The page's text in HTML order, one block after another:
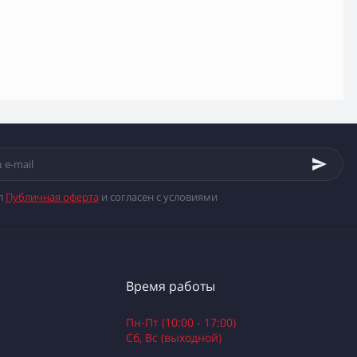
Публичная офертаи согласен с условиями
Время работы
Пн-Пт (10:00 - 17:00)
Сб, Вс (выходной)